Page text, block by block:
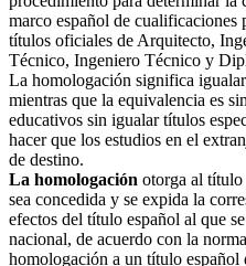
marco español de cualificaciones
títulos oficiales de Arquitecto,
Técnico, Ingeniero Técnico y
La homologación significa
mientras que la equivalencia es
educativos sin igualar títulos
hacer que los estudios en el
de destino.
La homologación otorga al título
sea concedida y se expida la
efectos del título español al que
nacional, de acuerdo con la
homologación a un título español